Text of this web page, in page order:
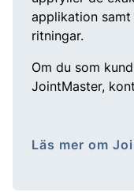
applikation
ritningar.
Om du som
JointMaster,
Läs mer om